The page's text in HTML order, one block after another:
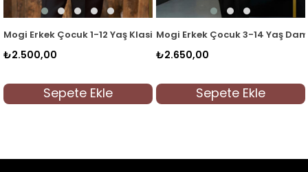
Yelekli Takım Mavi
Mogi Erkek Çocuk 1-12 Yaş Klasik Yelekli Takım Siyah
₺2.500,00
Sepete Ekle
Mogi Erkek Çocuk 3-14 Yaş
₺2.650,00
Sepete Ekle